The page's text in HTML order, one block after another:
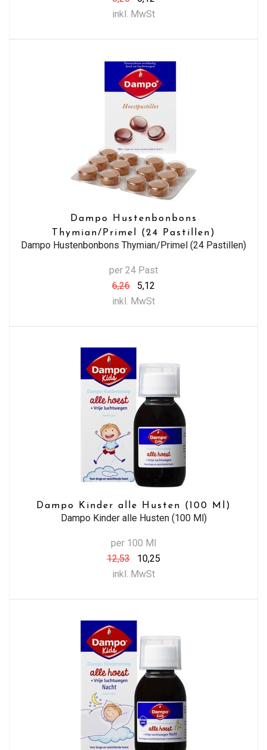
inkl. MwSt
Dampo Hustenbonbons
Thymian/Primel (24 Pastillen)
Dampo Hustenbonbons Thymian/Primel (24 Pastillen)
per 24 Past
6,26
5,12
inkl. MwSt
Dampo Kinder alle Husten (100 Ml)
Dampo Kinder alle Husten (100 Ml)
per 100 Ml
12,53
10,25
inkl. MwSt